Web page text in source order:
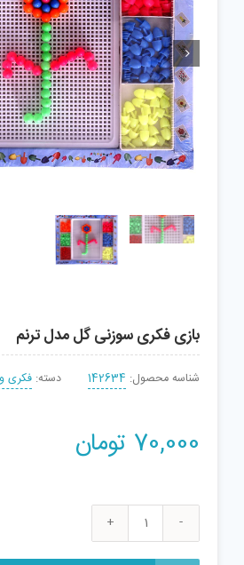

بازی فکری سوزنی گل مدل ترنم
شناسه محصول: 142634 دسته: فکری
70,000 تومان
بازی